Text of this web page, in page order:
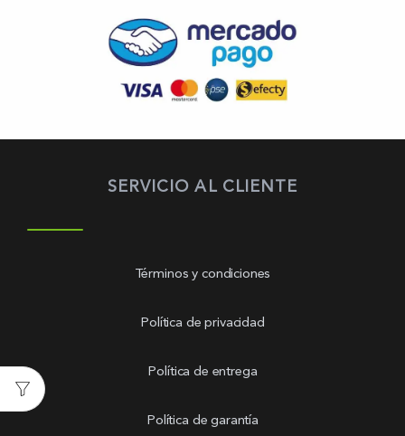
SERVICIO AL CLIENTE
Términos y condiciones
Política de privacidad
Política de entrega
Política de garantía